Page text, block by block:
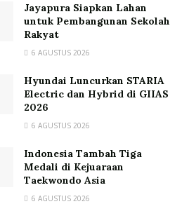
Jayapura Siapkan Lahan
untuk Pembangunan Sekolah
Rakyat
6 AGUSTUS 2026
Hyundai Luncurkan STARIA
Electric dan Hybrid di GIIAS
2026
6 AGUSTUS 2026
Indonesia Tambah Tiga
Medali di Kejuaraan
Taekwondo Asia
6 AGUSTUS 2026